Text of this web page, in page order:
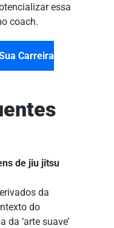
essa
coach.
Carreira
de jiu jitsu
da
do
‘arte suave’